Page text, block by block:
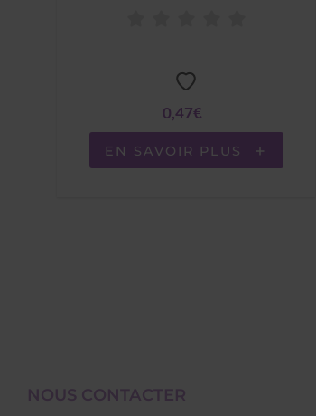
0,47€
EN SAVOIR PLUS
NOUS CONTACTER